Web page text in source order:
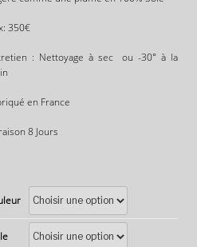
350€
: Nettoyage à sec ou -30° à la
en France
8 Jours